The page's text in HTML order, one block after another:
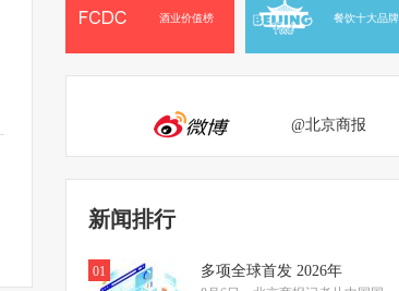
酒业价值榜 餐饮十大品牌
@北京商报
新闻排行
01 多项全球首发 2026年